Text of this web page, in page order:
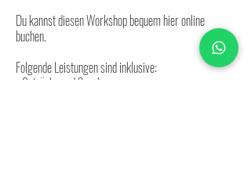
Du kannst diesen Workshop bequem hier online
buchen.
Folgende Leistungen sind inklusive:
-​ Getränke und Snacks